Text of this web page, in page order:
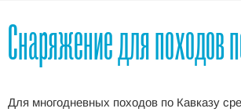
Снаряжение для походов
Для многодневных походов по Кавказу